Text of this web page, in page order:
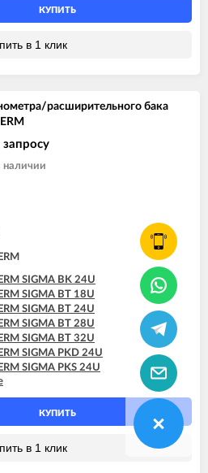
SIGMA PTS 18U
SIGMA PTS 24U
КУПИТЬ
в 1 клик
расширительного бака
наличии
SIGMA BK 24U
SIGMA BT 18U
SIGMA BT 24U
SIGMA BT 28U
SIGMA BT 32U
SIGMA PKD 24U
SIGMA PKS 24U
SIGMA PTD 24U
SIGMA PTD 28U
SIGMA PTS 18U
SIGMA PTS 24U
КУПИТЬ
в 1 клик